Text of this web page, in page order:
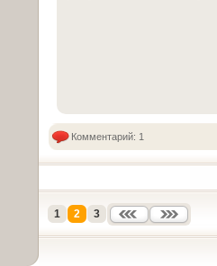
Комментарий: 1
1 2 3